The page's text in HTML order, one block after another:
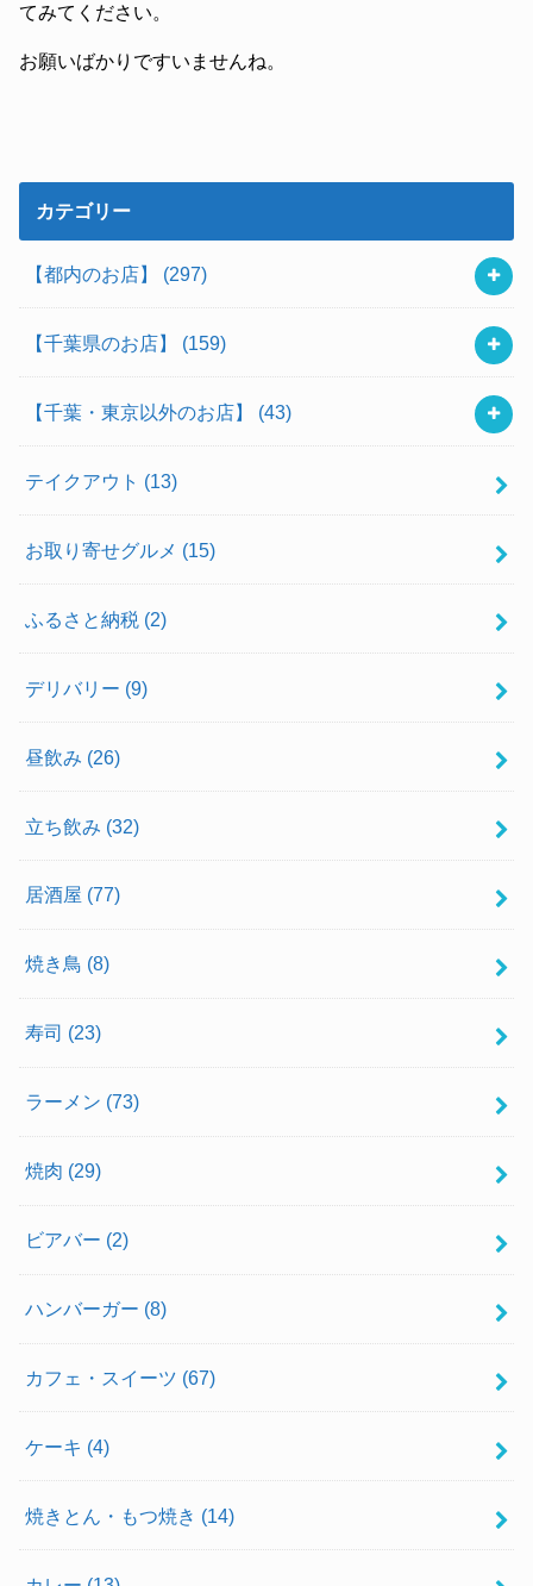
てみてください。
お願いばかりですいませんね。
カテゴリー
【都内のお店】 (297)
【千葉県のお店】 (159)
【千葉・東京以外のお店】 (43)
テイクアウト (13)
お取り寄せグルメ (15)
ふるさと納税 (2)
デリバリー (9)
昼飲み (26)
立ち飲み (32)
居酒屋 (77)
焼き鳥 (8)
寿司 (23)
ラーメン (73)
焼肉 (29)
ビアバー (2)
ハンバーガー (8)
カフェ・スイーツ (67)
ケーキ (4)
焼きとん・もつ焼き (14)